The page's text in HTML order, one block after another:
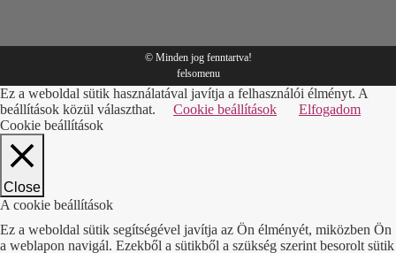
© Minden jog fenntartva!
felsomenu
Ez a weboldal sütik használatával javítja a felhasználói élményt. A
beállítások közül választhat.
Cookie beállítások
Elfogadom
Cookie beállítások
Close
A cookie beállítások
Ez a weboldal sütik segítségével javítja az Ön élményét, miközben Ön
a weblapon navigál. Ezekből a sütikből a szükség szerint besorolt sütik